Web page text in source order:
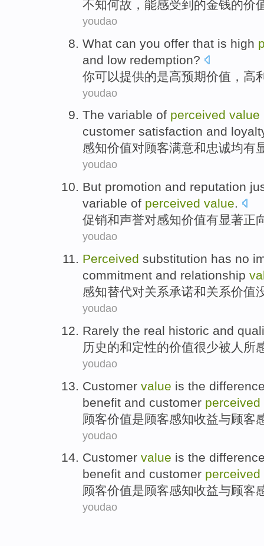
不知何故， 能感受到 的金钱的价
youdao
What can you offer that is high
and low redemption?
你可以提供的是高预期价值 ， 高
youdao
The variable of perceived value
customer satisfaction and
感知价值对顾客满意和忠诚均有
youdao
But promotion and reputation
variable of perceived value.
促销和声誉对感知价值有显著正
youdao
Perceived substitution has no
commitment and relationship
感知替代对关系承诺和关系价值
youdao
Rarely the real historic and
历史的和定性的价值很少被人所
youdao
Customer value is the
benefit and customer perceived
顾客价值是顾客感知收益与顾客
youdao
Customer value is the
benefit and customer perceived
顾客价值是顾客感知收益与顾客
youdao